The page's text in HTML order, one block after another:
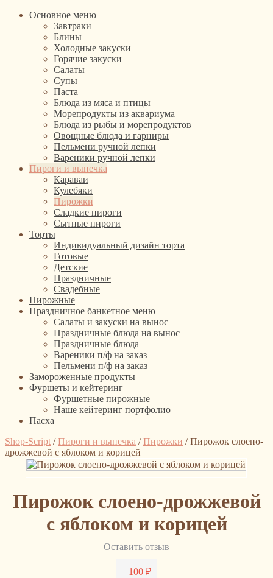
Основное меню
Завтраки
Блины
Холодные закуски
Горячие закуски
Салаты
Супы
Паста
Блюда из мяса и птицы
Морепродукты из аквариума
Блюда из рыбы и морепродуктов
Овощные блюда и гарниры
Пельмени ручной лепки
Вареники ручной лепки
Пироги и выпечка
Караваи
Кулебяки
Пирожки
Сладкие пироги
Сытные пироги
Торты
Индивидуальный дизайн торта
Готовые
Детские
Праздничные
Свадебные
Пирожные
Праздничное банкетное меню
Салаты и закуски на вынос
Праздничные блюда на вынос
Праздничные блюда
Вареники п/ф на заказ
Пельмени п/ф на заказ
Замороженные продукты
Фуршеты и кейтеринг
Фуршетные пирожные
Наше кейтеринг портфолио
Пасха
Shop-Script /Пироги и выпечка /Пирожки /Пирожок слоено-
дрожжевой с яблоком и корицей
Пирожок слоено-дрожжевой
с яблоком и корицей
Оставить отзыв
100 ₽